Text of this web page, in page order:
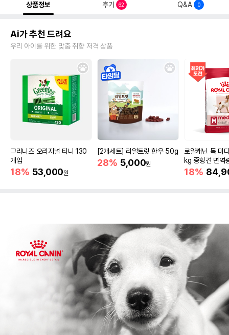
상품정보 후기 62 Q&A 0
Ai가 추천 드려요
우리 아이를 위한 맞춤 취향 저격 상품
그리니즈 오리지널 티니 130
개입
18% 53,000원
[2개세트] 리얼트릿 한우 50g
28% 5,000원
로얄캐닌 독 미
kg 중형견 면역
18%